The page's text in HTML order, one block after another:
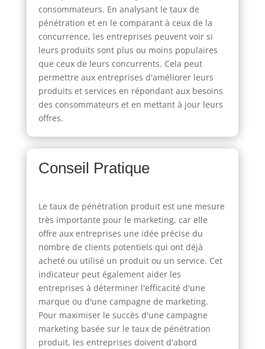
consommateurs. En analysant le taux de
pénétration et en le comparant à ceux de la
concurrence, les entreprises peuvent voir si
leurs produits sont plus ou moins populaires
que ceux de leurs concurrents. Cela peut
permettre aux entreprises d'améliorer leurs
produits et services en répondant aux besoins
des consommateurs et en mettant à jour leurs
offres.
Conseil Pratique
Le taux de pénétration produit est une mesure
très importante pour le marketing, car elle
offre aux entreprises une idée précise du
nombre de clients potentiels qui ont déjà
acheté ou utilisé un produit ou un service. Cet
indicateur peut également aider les
entreprises à déterminer l'efficacité d'une
marque ou d'une campagne de marketing.
Pour maximiser le succès d'une campagne
marketing basée sur le taux de pénétration
produit, les entreprises doivent d'abord